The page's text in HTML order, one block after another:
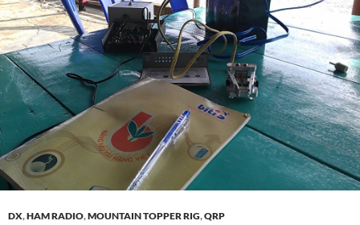
DX,HAM RADIO,MOUNTAIN TOPPER RIG,QRP